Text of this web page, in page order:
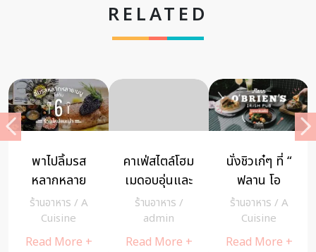
RELATED
พาไปลิ้มรส
หลากหลาย
เมนูไปกับ 6
ร้านใหม่
แนะนำ
ร้านอาหาร / A
Cuisine
Read More +
คาเฟ่สไตล์โฮม
เมดอบอุ่นและ
อร่อย @
Little
Sunshine
ร้านอาหาร /
admin
Read More +
นั่งชิวเก๋ๆ ที่ “
ฟลาน โอ
เบรียนส์ ไอริช
ผับ “ สาขาอิม
แพ็ค
ร้านอาหาร / A
Cuisine
Read More +